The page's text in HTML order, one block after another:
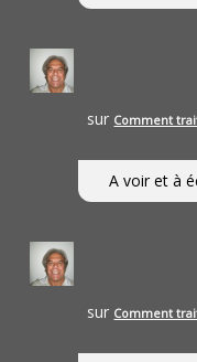
sur Comment
A voir et à
sur Comment